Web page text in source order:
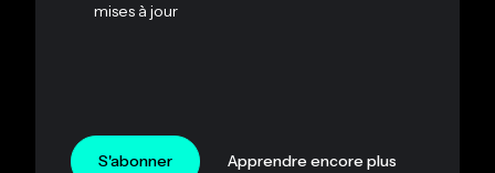
mises à jour
S'abonner Apprendre encore plus